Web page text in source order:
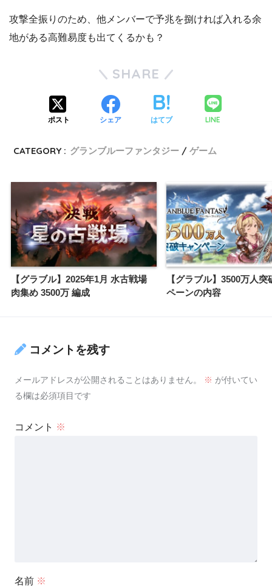
攻撃全振りのため、他メンバーで予兆を捌ければ入れる余
地がある高難易度も出てくるかも？
SHARE
ポスト シェア はてブ LINE
CATEGORY : グランブルーファンタジー ゲーム
【グラブル】2025年1月 水古戦場
肉集め 3500万 編成
【グラブル】3500万人突
ペーンの内容
コメントを残す
メールアドレスが公開されることはありません。 ※ が付いてい
る欄は必須項目です
コメント ※
名前 ※